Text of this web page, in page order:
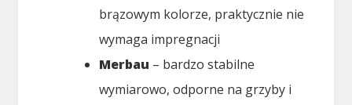
brązowym kolorze, praktycznie nie
wymaga impregnacji
Merbau – bardzo stabilne
wymiarowo, odporne na grzyby i